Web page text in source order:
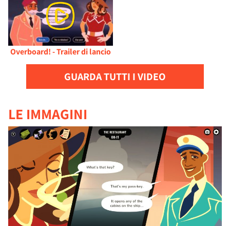
Overboard! - Trailer di lancio
GUARDA TUTTI I VIDEO
LE IMMAGINI